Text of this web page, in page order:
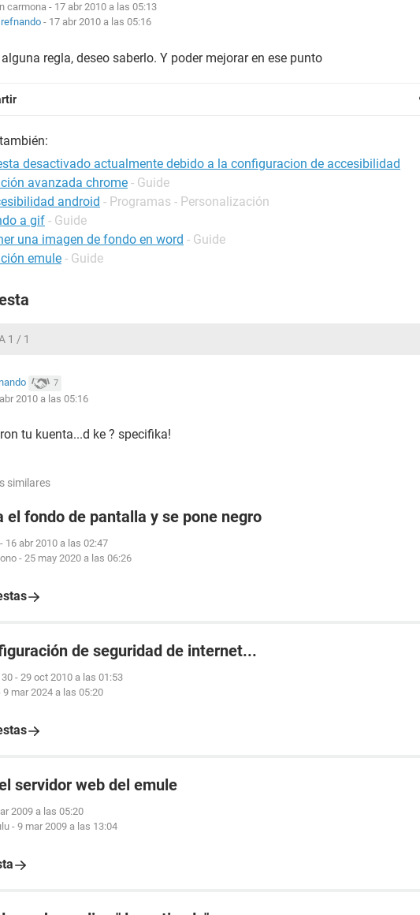
carmona - 17 abr 2010 a las 05:13
refnando - 17 abr 2010 a las 05:16
regla, deseo saberlo. Y poder mejorar en ese punto
desactivado actualmente debido a la configuracion de accesibilidad
avanzada chrome - Guide
android - Programas - Personalización
a gif - Guide
una imagen de fondo en word - Guide
emule - Guide
1 / 1
7
2010 a las 05:16
tu kuenta...d ke ? specifika!
similares
el fondo de pantalla y se pone negro
- 16 abr 2010 a las 02:47
- 25 may 2020 a las 06:26
de seguridad de internet...
- 29 oct 2010 a las 01:53
9 mar 2024 a las 05:20
servidor web del emule
2009 a las 05:20
- 9 mar 2009 a las 13:04